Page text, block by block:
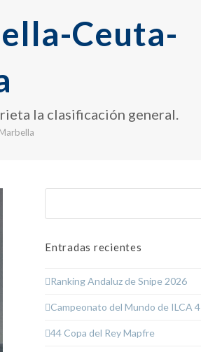
Ceuta-
la clasificación general.
Entradas recientes
Ranking Andaluz de Snipe 2026
Campeonato del Mundo de ILCA 4
44 Copa del Rey Mapfre